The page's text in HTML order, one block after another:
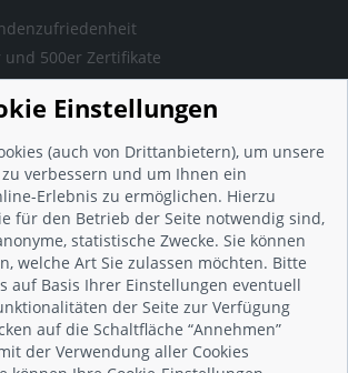
und 500er Zertifikate
(FAQ)
Bewertungen
vereinbaren
Einstellungen
(auch von Drittanbietern), um unsere
verbessern und um Ihnen ein
Erlebnis zu ermöglichen. Hierzu
für den Betrieb der Seite notwendig sind,
statistische Zwecke. Sie können
welche Art Sie zulassen möchten. Bitte
auf Basis Ihrer Einstellungen eventuell
der Seite zur Verfügung
auf die Schaltfläche “Annehmen”
der Verwendung aller Cookies